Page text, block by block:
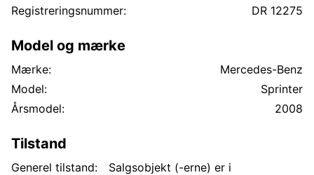
Registreringsnummer:
DR 12275
Model og mærke
Mærke:
Mercedes-Benz
Model:
Sprinter
Årsmodel:
2008
Tilstand
Generel tilstand:
Salgsobjekt (-erne) er i